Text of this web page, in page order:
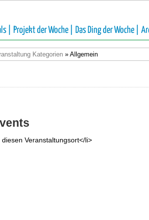
| Projekt der Woche | Das Ding der Woche |
Kategorien » Allgemein
Veranstaltungsort</li>